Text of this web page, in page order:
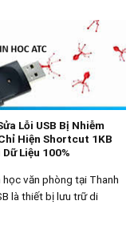
Lỗi USB Bị Nhiễm
Hiện Shortcut 1KB
Dữ Liệu 100%
học văn phòng tại Thanh
là thiết bị lưu trữ di